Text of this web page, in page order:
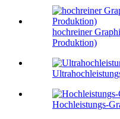
hochreiner
Produktion)
Hochleistungs-